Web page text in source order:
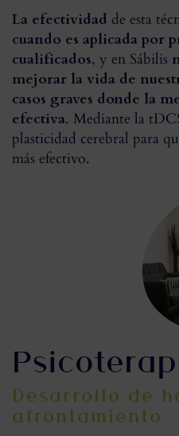
La efectividad de esta
cuando es aplicada por
cualificados, y en Sábilis
mejorar la vida de
casos graves donde la
efectiva. Mediante la
plasticidad cerebral para
más efectivo.
Desarrollo de
afrontamiento